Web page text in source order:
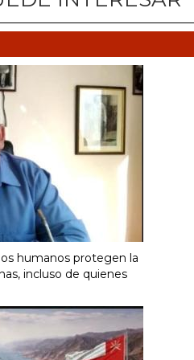
humanos protegen la
incluso de quienes